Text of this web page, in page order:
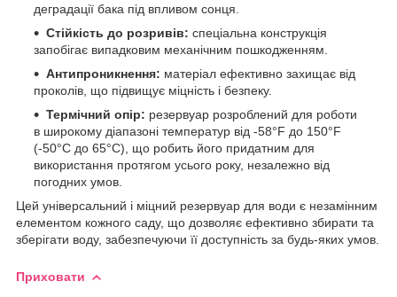
деградації бака під впливом сонця.
Стійкість до розривів: спеціальна конструкція
запобігає випадковим механічним пошкодженням.
Антипроникнення: матеріал ефективно захищає від
проколів, що підвищує міцність і безпеку.
Термічний опір: резервуар розроблений для роботи
в широкому діапазоні температур від -58°F до 150°F
(-50°C до 65°C), що робить його придатним для
використання протягом усього року, незалежно від
погодних умов.
Цей універсальний і міцний резервуар для води є незамінним
елементом кожного саду, що дозволяє ефективно збирати та
зберігати воду, забезпечуючи її доступність за будь-яких умов.
Приховати